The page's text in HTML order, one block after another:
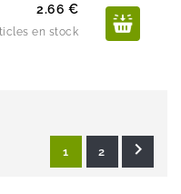
2.66 €
en stock
1 2 